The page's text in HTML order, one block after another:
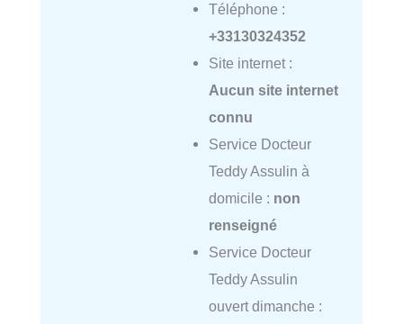
Téléphone :
+33130324352
Site internet :
Aucun site internet
connu
Service Docteur
Teddy Assulin à
domicile : non
renseigné
Service Docteur
Teddy Assulin
ouvert dimanche :